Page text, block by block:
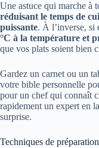
Une astuce qui marche à
réduisant le temps de
puissante. À l’inverse, si
°C à la température et
que vos plats soient bien
Gardez un carnet ou un
votre bible personnelle
pour un chef qui connaît
rapidement un expert en
surprise.
Techniques de